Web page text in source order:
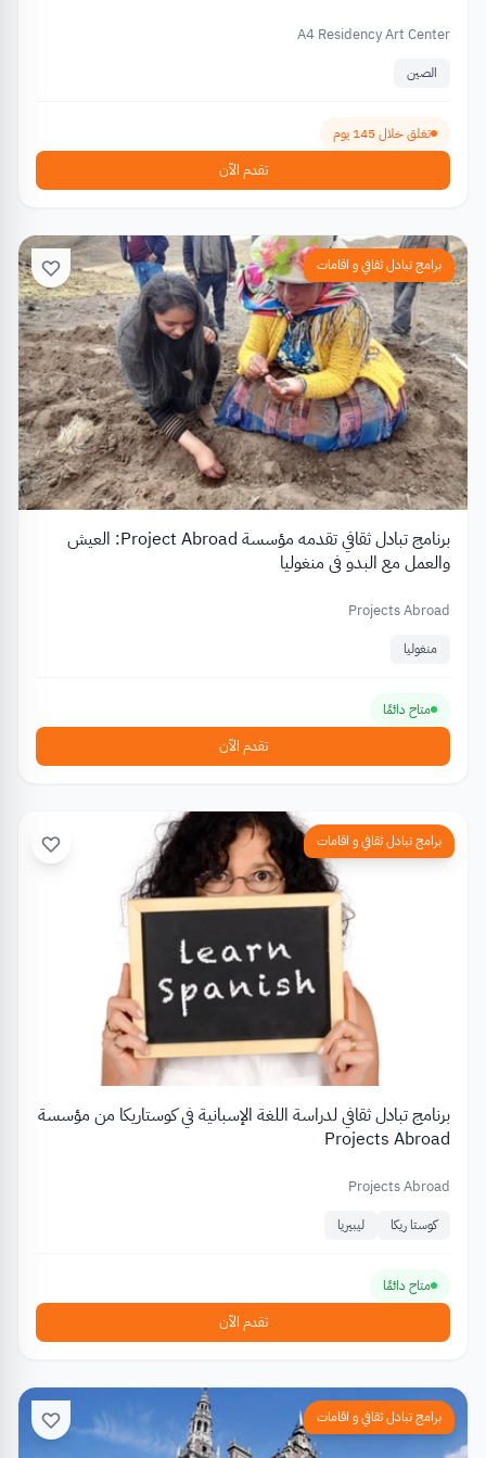
A4 Residency Art Center
الصين
تغلق خلال 145 يوم
تقدم الآن
برامج تبادل ثقافي و اقامات
برنامج تبادل ثقافي تقدمه مؤسسة Project Abroad: العيش
والعمل مع البدو في منغوليا
Projects Abroad
منغوليا
متاح دائمًا
تقدم الآن
برامج تبادل ثقافي و اقامات
برنامج تبادل ثقافي لدراسة اللغة الإسبانية في كوستاريكا من مؤسسة
Projects Abroad
Projects Abroad
كوستا ريكا ليبيريا
متاح دائمًا
تقدم الآن
برامج تبادل ثقافي و اقامات